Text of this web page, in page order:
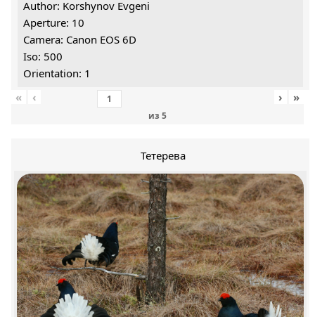
Author: Korshynov Evgeni
Aperture: 10
Camera: Canon EOS 6D
Iso: 500
Orientation: 1
«
‹
из 5
› »
Тетерева